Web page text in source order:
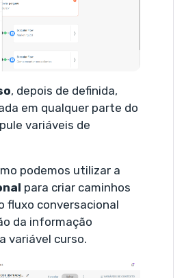
, depois de definida,
em qualquer parte do
variáveis de
podemos utilizar a
para criar caminhos
fluxo conversacional
da informação
variável curso.